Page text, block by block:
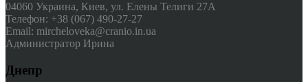
04060 Украина, Киев, ул. Елены Телиги 27А
Телефон: +38 (067) 490-27-27
Email: mircheloveka@cranio.in.ua
Администратор Ирина
Днепр